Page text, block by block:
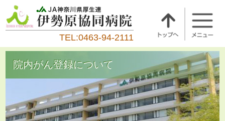
TEL:0463-94-2111
院内がん登録について